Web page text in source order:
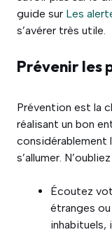
guide sur Les
s’avérer très utile.
Prévenir les
Prévention est la
réalisant un bon
considérablement
s’allumer.
Écoutez
étranges
inhabituels,